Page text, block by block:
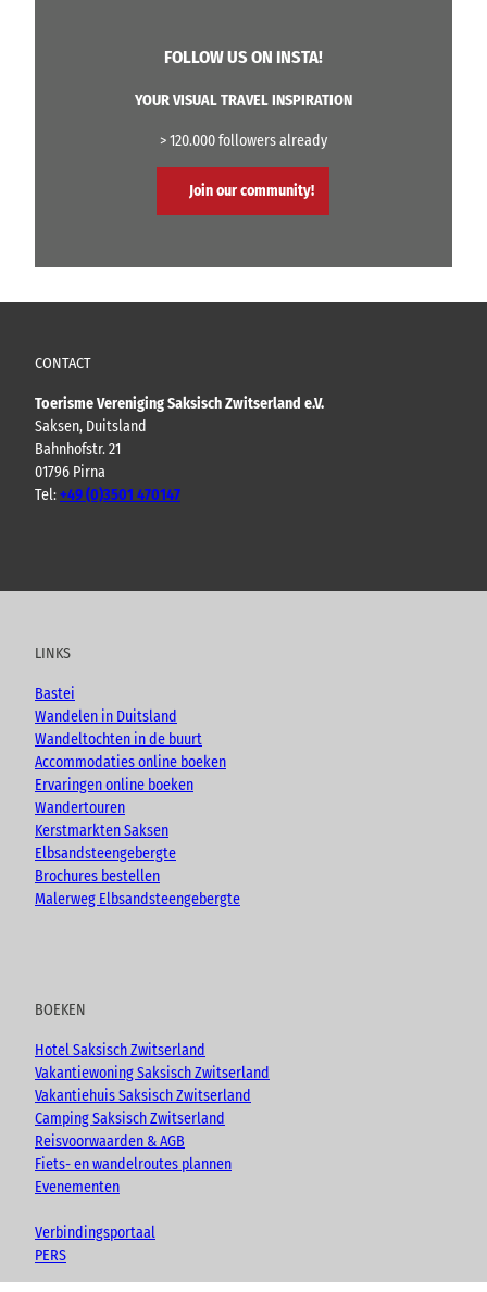
FOLLOW US ON INSTA!
YOUR VISUAL TRAVEL INSPIRATION
> 120.000 followers already
Join our community!
CONTACT
Toerisme Vereniging Saksisch Zwitserland e.V.
Saksen, Duitsland
Bahnhofstr. 21
01796 Pirna
Tel:+49 (0)3501 470147
u
b
e
c
o
k
s
a
m
o
LINKS
Bastei
Wandelen in Duitsland
Wandeltochten in de buurt
Accommodaties online boeken
Ervaringen online boeken
Wandertouren
Kerstmarkten Saksen
Elbsandsteengebergte
Brochures bestellen
Malerweg Elbsandsteengebergte
BOEKEN
Hotel Saksisch Zwitserland
Vakantiewoning Saksisch Zwitserland
Vakantiehuis Saksisch Zwitserland
Camping Saksisch Zwitserland
Reisvoorwaarden & AGB
Fiets- en wandelroutes plannen
Evenementen
Verbindingsportaal
PERS